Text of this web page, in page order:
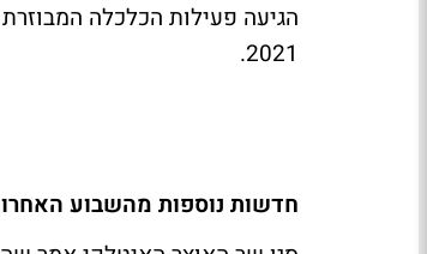
הגיעה פעילות הכלכלה
2021.
חדשות נוספות מהשבוע